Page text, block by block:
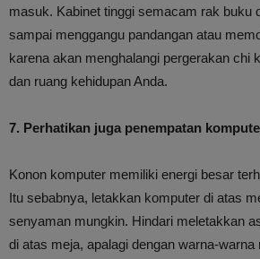
masuk. Kabinet tinggi semacam rak buku
sampai menggangu pandangan atau
karena akan menghalangi pergerakan chi
dan ruang kehidupan Anda.
7. Perhatikan juga penempatan
Konon komputer memiliki energi besar
Itu sebabnya, letakkan komputer di atas
senyaman mungkin. Hindari meletakkan
di atas meja, apalagi dengan warna-